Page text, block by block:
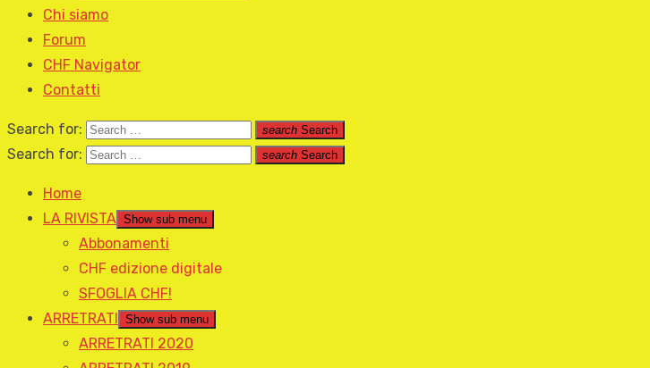
Chi siamo
Forum
CHF Navigator
Contatti
Search for: search Search
Search for: search Search
Home
LA RIVISTA Show sub menu
Abbonamenti
CHF edizione digitale
SFOGLIA CHF!
ARRETRATI
Show sub menu
ARRETRATI 2020